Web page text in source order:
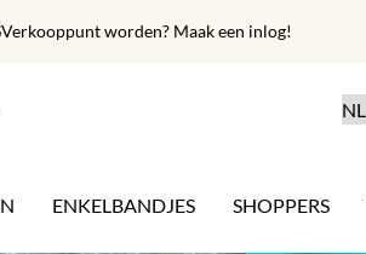
Verkooppunt worden? Maak een inlog!
ENKELBANDJES SHOPPERS